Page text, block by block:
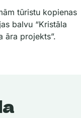
tūristu kopienas
balvu “Kristāla
āra projekts”.